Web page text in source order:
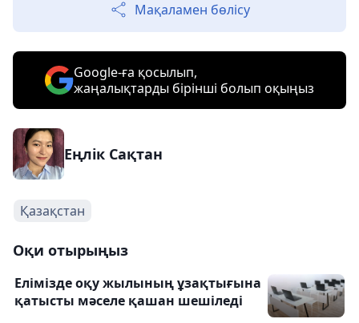
Мақаламен бөлісу
Google-ға қосылып,
жаңалықтарды бірінші болып оқыңыз
Еңлік Сақтан
Қазақстан
Оқи отырыңыз
Елімізде оқу жылының ұзақтығына
қатысты мәселе қашан шешіледі